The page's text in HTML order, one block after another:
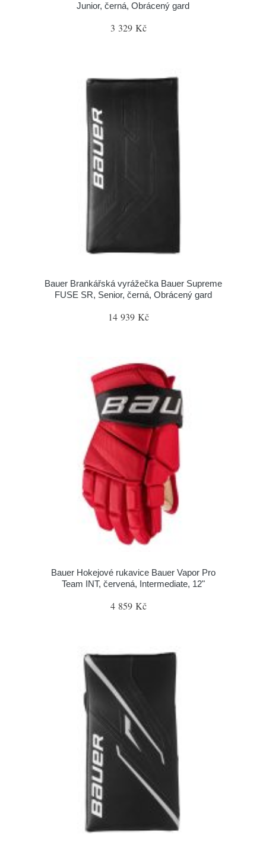
Junior, černá, Obrácený gard
3 329 Kč
Bauer Brankářská vyrážečka Bauer Supreme
FUSE SR, Senior, černá, Obrácený gard
14 939 Kč
Bauer Hokejové rukavice Bauer Vapor Pro
Team INT, červená, Intermediate, 12"
4 859 Kč